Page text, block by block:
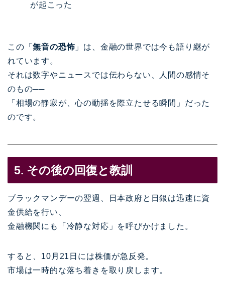
が起こった
この「無音の恐怖 」は、金融の世界では今も語り継が
れています。
それは数字やニュースでは伝わらない、人間の感情そ
のもの──
「相場の静寂が、心の動揺を際立たせる瞬間」だった
のです。
5. その後の回復と教訓
ブラックマンデーの翌週、日本政府と日銀は迅速に資
金供給を行い、
金融機関にも「冷静な対応」を呼びかけました。
すると、10月21日には株価が急反発。
市場は一時的な落ち着きを取り戻します。